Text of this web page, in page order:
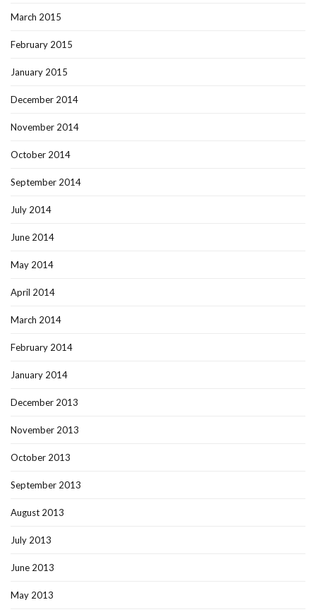
March 2015
February 2015
January 2015
December 2014
November 2014
October 2014
September 2014
July 2014
June 2014
May 2014
April 2014
March 2014
February 2014
January 2014
December 2013
November 2013
October 2013
September 2013
August 2013
July 2013
June 2013
May 2013